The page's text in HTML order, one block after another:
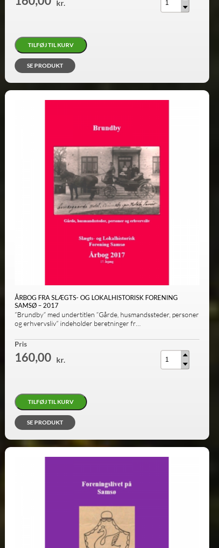
kr.
TILFØJ TIL KURV
SE PRODUKT
ÅRBOG FRA SLÆGTS- OG LOKALHISTORISK FORENING
SAMSØ – 2017
”Brundby” med undertitlen ”Gårde, husmandssteder, personer
og erhvervsliv” indeholder beretninger fr…
Pris
160,00 kr.
TILFØJ TIL KURV
SE PRODUKT